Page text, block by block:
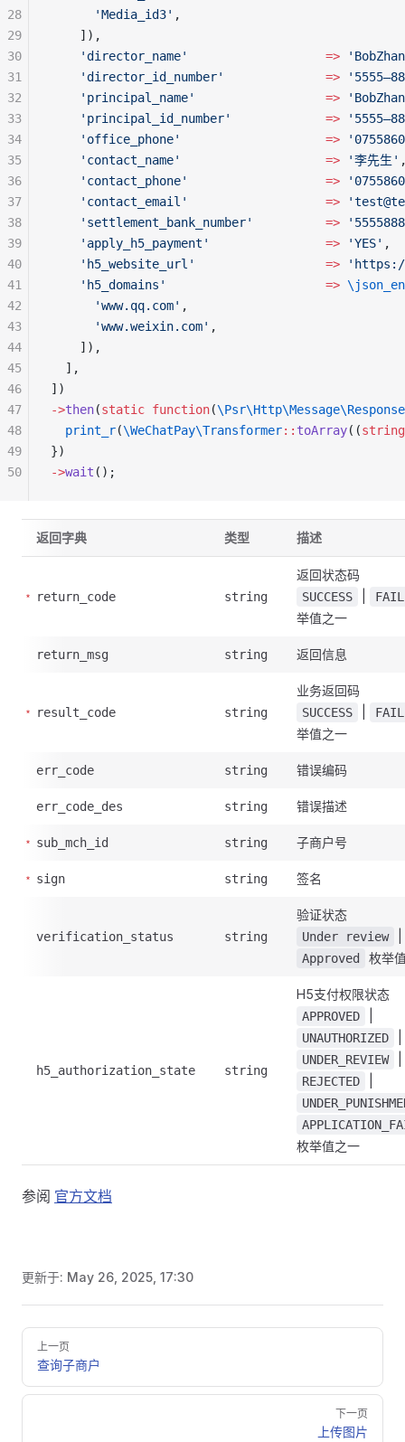
      'Media_id3'
,
    ]),
    'director_name'
                   =>
    'director_id_number'
              =>
    'principal_name'
                  =>
    'principal_id_number'
             =>
    'office_phone'
                    =>
    'contact_name'
                    =>
'李先生'
    'contact_phone'
                   =>
    'contact_email'
                   =>
    'settlement_bank_number'
          =>
    'apply_h5_payment'
                =>
'YES' ,
    'h5_website_url'
                  =>
    'h5_domains'
                      =>
      'www.qq.com'
,
      'www.weixin.com'
,
    ]),
  ],
])
->then(static function(
  print_r
(\WeChatPay\Transformer:: toArray((string
})
->wait ();
28
29
30
31
32
33
34
35
36
37
38
39
40
41
42
43
44
45
46
47
48
49
50
返回字典 类型 描述
return_code string
返回状态码
SUCCESS FAIL
举值之一
return_msg string 返回信息
result_code string
业务返回码
SUCCESS FAIL
举值之一
err_code string 错误编码
err_code_des string 错误描述
sub_mch_id string 子商户号
sign string 签名
verification_status string
验证状态
Under review
Approved 枚举
h5_authorization_state string
H5支付权限状态
APPROVED
UNAUTHORIZED
UNDER_REVIEW
REJECTED
枚举值之一
参阅 官方文档
更新于: May 26, 2025, 17:30
Pager
上一页
查询子商户
下一页
上传图片